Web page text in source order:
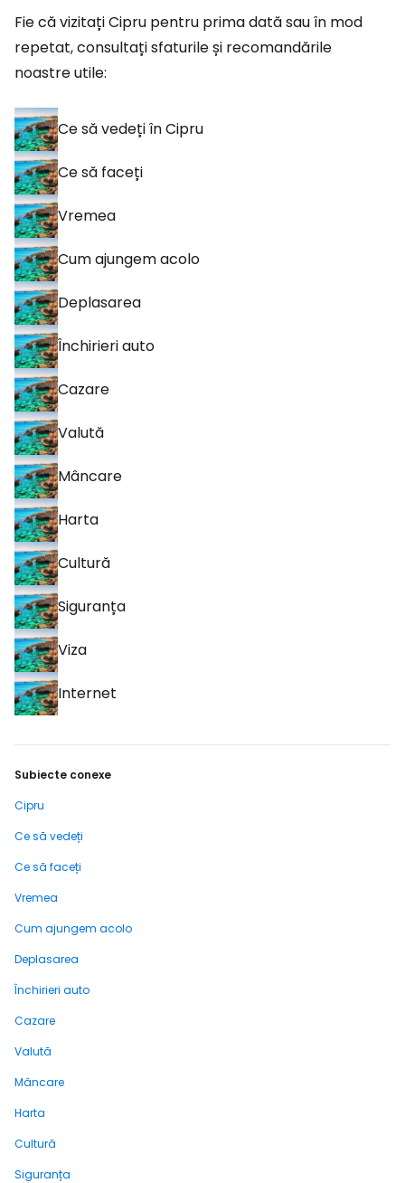
Fie că vizitați Cipru pentru prima dată sau în mod
repetat, consultați sfaturile și recomandările
noastre utile:
Ce să vedeți în Cipru
Ce să faceți
Vremea
Cum ajungem acolo
Deplasarea
Închirieri auto
Cazare
Valută
Mâncare
Harta
Cultură
Siguranța
Viza
Internet
Subiecte conexe
Cipru
Ce să vedeți
Ce să faceți
Vremea
Cum ajungem acolo
Deplasarea
Închirieri auto
Cazare
Valută
Mâncare
Harta
Cultură
Siguranța